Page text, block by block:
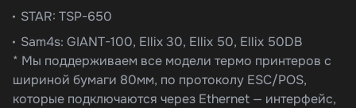
STAR: TSP-650
Sam4s: GIANT-100, Ellix 30, Ellix 50, Ellix 50DB
* Мы поддерживаем все модели термо принтеров с
шириной бумаги 80мм, по протоколу ESC/POS,
которые подключаются через Ethernet — интерфейс,